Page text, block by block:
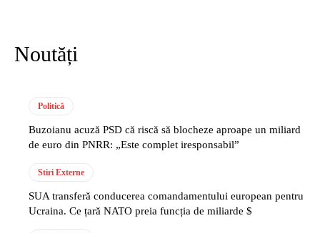
Noutăți
Politică
Buzoianu acuză PSD că riscă să blocheze aproape un miliard
de euro din PNRR: „Este complet iresponsabil”
Stiri Externe
SUA transferă conducerea comandamentului european pentru
Ucraina. Ce țară NATO preia funcția de miliarde $